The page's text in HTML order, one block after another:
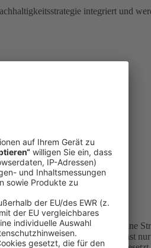
integriert und
reduziert, die keine
da in der Konsequenz sonst